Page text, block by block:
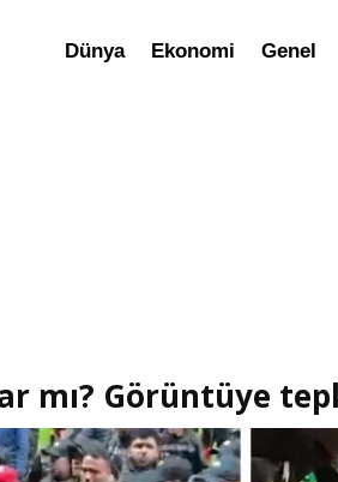
Dünya Ekonomi Genel
mı? Görüntüye